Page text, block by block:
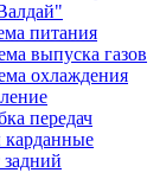
питания
выпуска газов
охлаждения
передач